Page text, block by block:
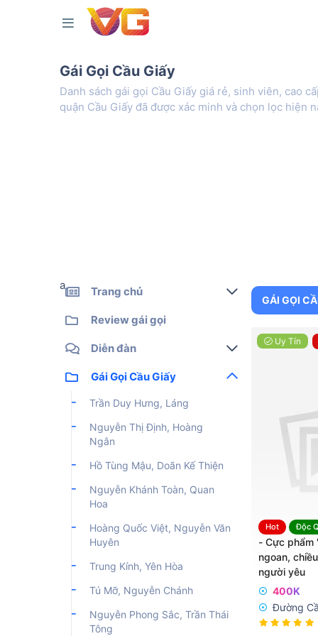
Gái Gọi Cầu Giấy
Danh sách gái gọi Cầu Giấy giá rẻ, sinh viên, cao
quận Cầu Giấy đã được xác minh và chọn lọc hiện
a Trang chủ
Gái gọi kiểm định
Gái gọi cao cấp
Gái gọi Ship, Sex tour
Gái gọi độc quyền
Review gái gọi
Diễn đàn
Bài viết mới
Tìm chủ đề
Gái Gọi Cầu Giấy
Trần Duy Hưng, Láng
Nguyễn Thị Định, Hoàng
Ngân
Hồ Tùng Mậu, Doãn Kế Thiện
Nguyễn Khánh Toàn, Quan
Hoa
Hoàng Quốc Việt, Nguyễn Văn
Huyên
Trung Kính, Yên Hòa
Tú Mỡ, Nguyễn Chánh
Nguyễn Phong Sắc, Trần Thái
Tông
GÁI GỌI
Uy Tín
Hot Độc
- Cực phẩm
ngoan,
người yêu
400K
Đường
Giấy
5